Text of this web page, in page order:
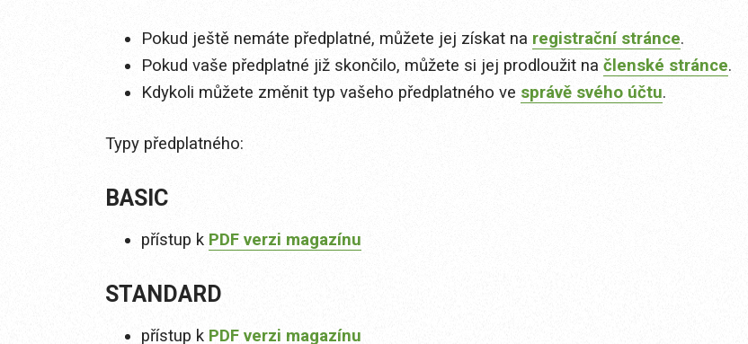
Pokud ještě nemáte předplatné, můžete jej získat na registrační stránce.
Pokud vaše předplatné již skončilo, můžete si jej prodloužit na členské stránce.
Kdykoli můžete změnit typ vašeho předplatného ve správě svého účtu.
Typy předplatného:
BASIC
přístup k PDF verzi magazínu
STANDARD
přístup k PDF verzi magazínu